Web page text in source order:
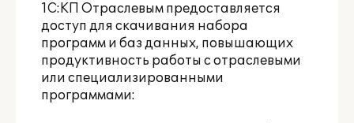
1С:КП Отраслевым предоставляется
доступ для скачивания набора
программ и баз данных, повышающих
продуктивность работы с отраслевыми
или специализированными
программами: